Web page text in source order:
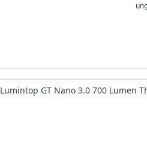
Lumintop GT Nano 3.0 700 Lumen